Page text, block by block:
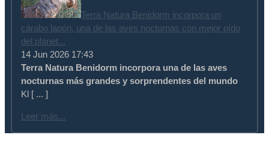
Terra Natura Benidorm incorpora un
cárabo lapón, una de las aves nocturnas con mejor oído
del planet...
14 Jun 2026 17:43
Terra Natura Benidorm incorpora una de las aves
nocturnas más grandes y sorprendentes del mundo
Kl [ ... ]
Leer más...